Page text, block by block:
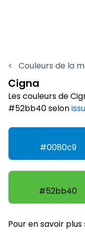
< Couleurs de la
Cigna
Les couleurs de
#52bb40 selon
#0080c9
#52bb40
Pour en savoir